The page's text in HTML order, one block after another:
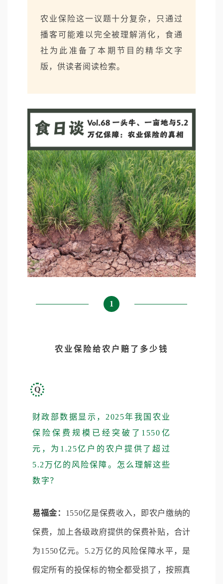
农业保险这一议题十分复杂，只通过
播客可能难以完全被理解消化，食通
社为此准备了本期节目的精华文字
版，供读者阅读检索。
1
农业保险给农户赔了多少钱
Q
财政部数据显示，2025年我国农业
保险保费规模已经突破了1550亿
元，为1.25亿户的农户提供了超过
5.2万亿的风险保障。怎么理解这些
数字？
易福金： 1550亿是保费收入，即农户缴纳的
保费，加上各级政府提供的保费补贴，合计
为1550亿元。5.2万亿的风险保障水平，是
假定所有的投保标的物全都受损了，按照真